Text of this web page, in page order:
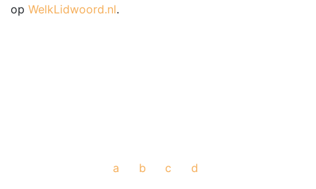
op WelkLidwoord.nl.
a b c d